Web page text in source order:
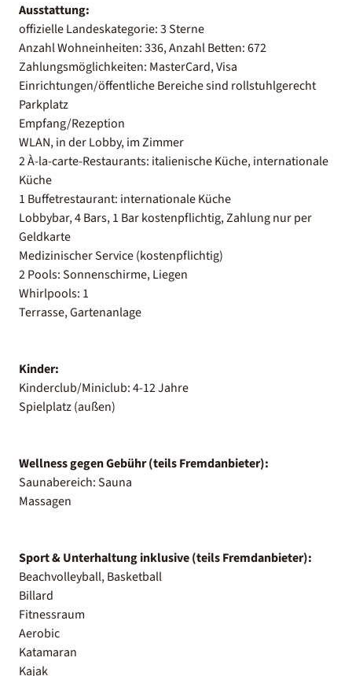
Ausstattung:
offizielle Landeskategorie: 3 Sterne
Anzahl Wohneinheiten: 336, Anzahl Betten: 672
Zahlungsmöglichkeiten: MasterCard, Visa
Einrichtungen/öffentliche Bereiche sind rollstuhlgerecht
Parkplatz
Empfang/Rezeption
WLAN, in der Lobby, im Zimmer
2 À-la-carte-Restaurants: italienische Küche, internationale
Küche
1 Buffetrestaurant: internationale Küche
Lobbybar, 4 Bars, 1 Bar kostenpflichtig, Zahlung nur per
Geldkarte
Medizinischer Service (kostenpflichtig)
2 Pools: Sonnenschirme, Liegen
Whirlpools: 1
Terrasse, Gartenanlage
Kinder:
Kinderclub/Miniclub: 4-12 Jahre
Spielplatz (außen)
Wellness gegen Gebühr (teils Fremdanbieter):
Saunabereich: Sauna
Massagen
Sport & Unterhaltung inklusive (teils Fremdanbieter):
Beachvolleyball, Basketball
Billard
Fitnessraum
Aerobic
Katamaran
Kajak